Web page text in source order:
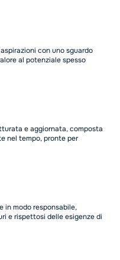
con uno sguardo
al potenziale spesso
e aggiornata, composta
nel tempo, pronte per
in modo responsabile,
e rispettosi delle esigenze di